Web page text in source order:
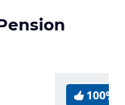
100%